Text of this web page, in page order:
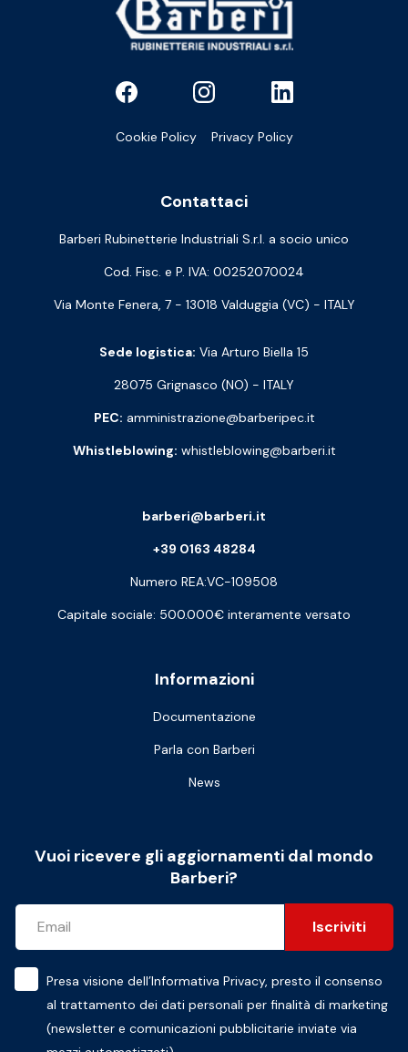
Cookie Policy Privacy Policy
Contattaci
Barberi Rubinetterie Industriali S.r.l. a socio unico
Cod. Fisc. e P. IVA: 00252070024
Via Monte Fenera, 7 - 13018 Valduggia (VC) - ITALY
Sede logistica: Via Arturo Biella 15
28075 Grignasco (NO) - ITALY
PEC: amministrazione@barberipec.it
Whistleblowing: whistleblowing@barberi.it
Informazioni
Documentazione
Parla con Barberi
News
barberi@barberi.it
+39 0163 48284
Numero REA:VC-109508
Capitale sociale: 500.000€ interamente versato
Vuoi ricevere gli aggiornamenti dal mondo
Barberi?
Iscriviti
Presa visione dell’Informativa Privacy, presto il consenso
al trattamento dei dati personali per finalità di marketing
(newsletter e comunicazioni pubblicitarie inviate via